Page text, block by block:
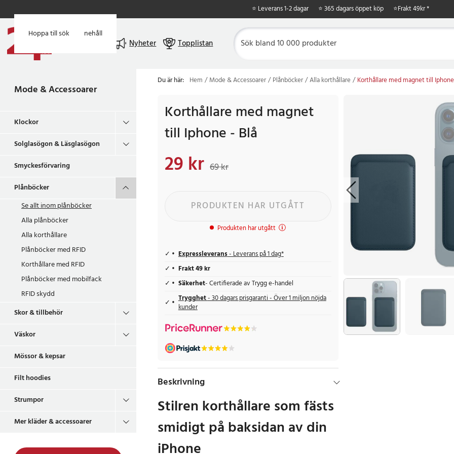
Hoppa till huvudinnehåll
Hoppa till sök
⭐ Leverans 1-2 dagar ⭐ 365 dagars öppet köp ⭐Frakt 49kr *
Nyheter Topplistan
Mode & Accessoarer
Klockor
Solglasögon & Läsglasögon
Smyckesförvaring
Plånböcker
Se allt inomplånböcker
Alla plånböcker
Alla korthållare
Plånböcker med RFID
Korthållare med RFID
Plånböcker med mobilfack
RFID skydd
Skor & tillbehör
Väskor
Mössor & kepsar
Filt hoodies
Strumpor
Mer kläder & accessoarer
Du är här: Hem Mode & Accessoarer Plånböcker Alla korthållare Korthållare med magnet till
Korthållare med magnet
till Iphone - Blå
Nuvarande pris
29 kr 69 kr
PRODUKTEN HAR UTGÅTT
Produkten har utgått
Expressleverans- Leverans på 1 dag*
Frakt 49 kr
Säkerhet- Certifierade av Trygg e-handel
Trygghet- 30 dagars prisgaranti - Över 1 miljon nöjda
kunder
Beskrivning
Stilren korthållare som fästs
smidigt på baksidan av din
iPhone